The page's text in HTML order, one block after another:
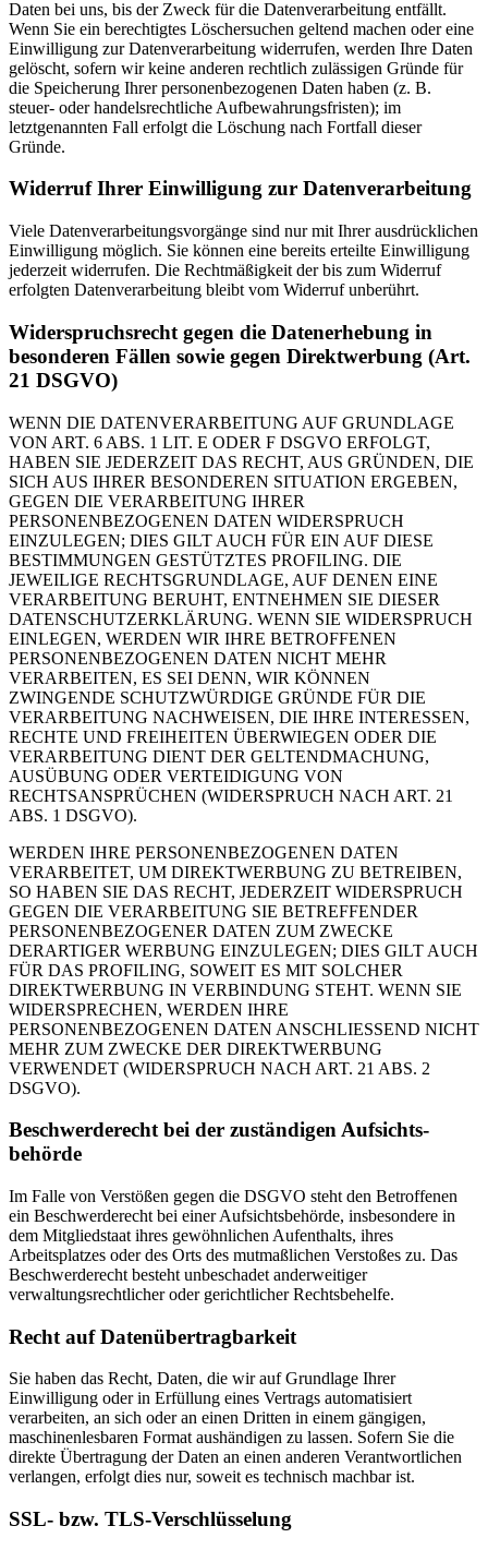
Daten bei uns, bis der Zweck für die Datenverarbeitung entfällt.
Wenn Sie ein berechtigtes Löschersuchen geltend machen oder eine
Einwilligung zur Datenverarbeitung widerrufen, werden Ihre Daten
gelöscht, sofern wir keine anderen rechtlich zulässigen Gründe für
die Speicherung Ihrer personenbezogenen Daten haben (z. B.
steuer- oder handelsrechtliche Aufbewahrungsfristen); im
letztgenannten Fall erfolgt die Löschung nach Fortfall dieser
Gründe.
Widerruf Ihrer Einwilligung zur Datenverarbeitung
Viele Datenverarbeitungsvorgänge sind nur mit Ihrer ausdrücklichen
Einwilligung möglich. Sie können eine bereits erteilte Einwilligung
jederzeit widerrufen. Die Rechtmäßigkeit der bis zum Widerruf
erfolgten Datenverarbeitung bleibt vom Widerruf unberührt.
Widerspruchsrecht gegen die Datenerhebung in
besonderen Fällen sowie gegen Direktwerbung (Art.
21 DSGVO)
WENN DIE DATENVERARBEITUNG AUF GRUNDLAGE
VON ART. 6 ABS. 1 LIT. E ODER F DSGVO ERFOLGT,
HABEN SIE JEDERZEIT DAS RECHT, AUS GRÜNDEN, DIE
SICH AUS IHRER BESONDEREN SITUATION ERGEBEN,
GEGEN DIE VERARBEITUNG IHRER
PERSONENBEZOGENEN DATEN WIDERSPRUCH
EINZULEGEN; DIES GILT AUCH FÜR EIN AUF DIESE
BESTIMMUNGEN GESTÜTZTES PROFILING. DIE
JEWEILIGE RECHTSGRUNDLAGE, AUF DENEN EINE
VERARBEITUNG BERUHT, ENTNEHMEN SIE DIESER
DATENSCHUTZERKLÄRUNG. WENN SIE WIDERSPRUCH
EINLEGEN, WERDEN WIR IHRE BETROFFENEN
PERSONENBEZOGENEN DATEN NICHT MEHR
VERARBEITEN, ES SEI DENN, WIR KÖNNEN
ZWINGENDE SCHUTZWÜRDIGE GRÜNDE FÜR DIE
VERARBEITUNG NACHWEISEN, DIE IHRE INTERESSEN,
RECHTE UND FREIHEITEN ÜBERWIEGEN ODER DIE
VERARBEITUNG DIENT DER GELTENDMACHUNG,
AUSÜBUNG ODER VERTEIDIGUNG VON
RECHTSANSPRÜCHEN (WIDERSPRUCH NACH ART. 21
ABS. 1 DSGVO).
WERDEN IHRE PERSONENBEZOGENEN DATEN
VERARBEITET, UM DIREKTWERBUNG ZU BETREIBEN,
SO HABEN SIE DAS RECHT, JEDERZEIT WIDERSPRUCH
GEGEN DIE VERARBEITUNG SIE BETREFFENDER
PERSONENBEZOGENER DATEN ZUM ZWECKE
DERARTIGER WERBUNG EINZULEGEN; DIES GILT AUCH
FÜR DAS PROFILING, SOWEIT ES MIT SOLCHER
DIREKTWERBUNG IN VERBINDUNG STEHT. WENN SIE
WIDERSPRECHEN, WERDEN IHRE
PERSONENBEZOGENEN DATEN ANSCHLIESSEND NICHT
MEHR ZUM ZWECKE DER DIREKTWERBUNG
VERWENDET (WIDERSPRUCH NACH ART. 21 ABS. 2
DSGVO).
Beschwerde­recht bei der zuständigen Aufsichts­
behörde
Im Falle von Verstößen gegen die DSGVO steht den Betroffenen
ein Beschwerderecht bei einer Aufsichtsbehörde, insbesondere in
dem Mitgliedstaat ihres gewöhnlichen Aufenthalts, ihres
Arbeitsplatzes oder des Orts des mutmaßlichen Verstoßes zu. Das
Beschwerderecht besteht unbeschadet anderweitiger
verwaltungsrechtlicher oder gerichtlicher Rechtsbehelfe.
Recht auf Daten­übertrag­barkeit
Sie haben das Recht, Daten, die wir auf Grundlage Ihrer
Einwilligung oder in Erfüllung eines Vertrags automatisiert
verarbeiten, an sich oder an einen Dritten in einem gängigen,
maschinenlesbaren Format aushändigen zu lassen. Sofern Sie die
direkte Übertragung der Daten an einen anderen Verantwortlichen
verlangen, erfolgt dies nur, soweit es technisch machbar ist.
SSL- bzw. TLS-Verschlüsselung